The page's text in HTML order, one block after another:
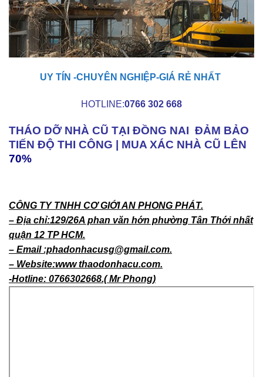
UY TÍN -CHUYÊN NGHIỆP-GIÁ RẺ NHẤT
HOTLINE:0766 302 668
THÁO DỠ NHÀ CŨ TẠI ĐỒNG NAI ĐẢM BẢO
TIẾN ĐỘ THI CÔNG | MUA XÁC NHÀ CŨ LÊN
70%
CÔNG TY TNHH CƠ GIỚI AN PHONG PHÁT.
– Địa chỉ:129/26A phan văn hớn phường Tân Thới nhất
quận 12 TP HCM.
– Email :phadonhacusg@gmail.com.
– Website:www thaodonhacu.com.
-Hotline: 0766302668.( Mr Phong)